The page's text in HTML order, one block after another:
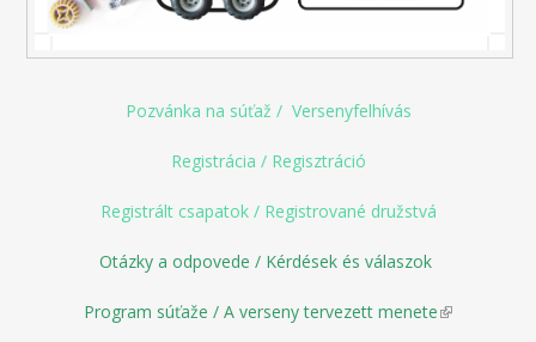
Pozvánka na súťaž / Versenyfelhívás
Registrácia / Regisztráció
Registrált csapatok / Registrované družstvá
Otázky a odpovede / Kérdések és válaszok
Program súťaže / A verseny tervezett menete